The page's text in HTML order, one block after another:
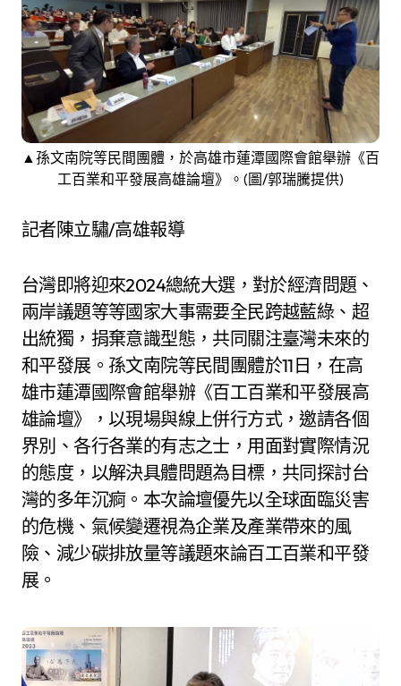
▲孫文南院等民間團體，於高雄市蓮潭國際會館舉辦《百
工百業和平發展高雄論壇》。(圖/郭瑞騰提供)
記者陳立驌/高雄報導
台灣即將迎來2024總統大選，對於經濟問題、
兩岸議題等等國家大事需要全民跨越藍綠、超
出統獨，捐棄意識型態，共同關注臺灣未來的
和平發展。孫文南院等民間團體於11日，在高
雄市蓮潭國際會館舉辦《百工百業和平發展高
雄論壇》，以現場與線上併行方式，邀請各個
界別、各行各業的有志之士，用面對實際情況
的態度，以解決具體問題為目標，共同探討台
灣的多年沉痾。本次論壇優先以全球面臨災害
的危機、氣候變遷視為企業及產業帶來的風
險、減少碳排放量等議題來論百工百業和平發
展。